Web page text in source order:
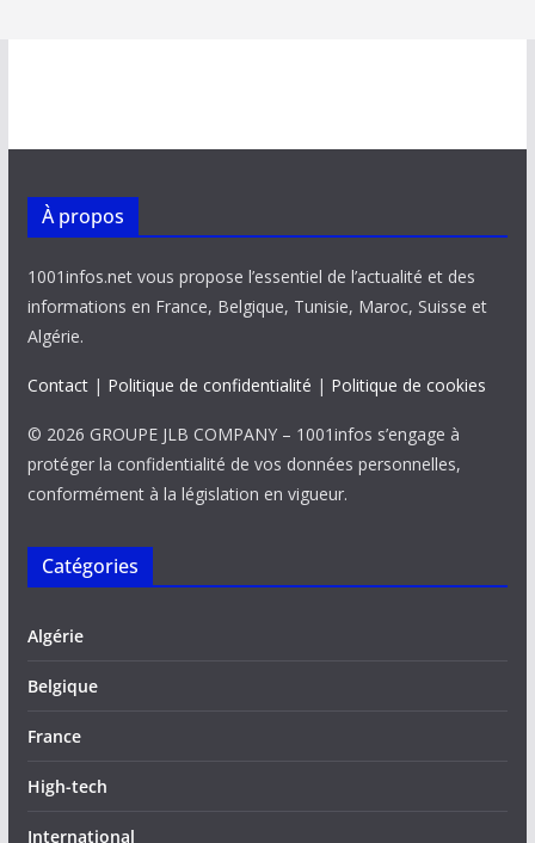
À propos
1001infos.net vous propose l’essentiel de l’actualité et des
informations en France, Belgique, Tunisie, Maroc, Suisse et
Algérie.
Contact| Politique de confidentialité | Politique de cookies
© 2026 GROUPE JLB COMPANY – 1001infos s’engage à
protéger la confidentialité de vos données personnelles,
conformément à la législation en vigueur.
Catégories
Algérie
Belgique
France
High-tech
International